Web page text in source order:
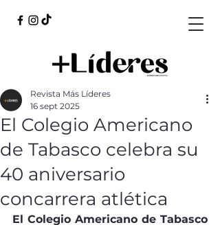
El Colegio Americano
de Tabasco celebra su
40 aniversario
concarrera atlética
Revista Más Líderes
16 sept 2025
El Colegio Americano de Tabasco